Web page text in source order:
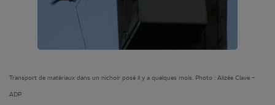
Transport de matériaux dans un nichoir posé il y a quelques mois. Photo : Alizée Clave –
ADP